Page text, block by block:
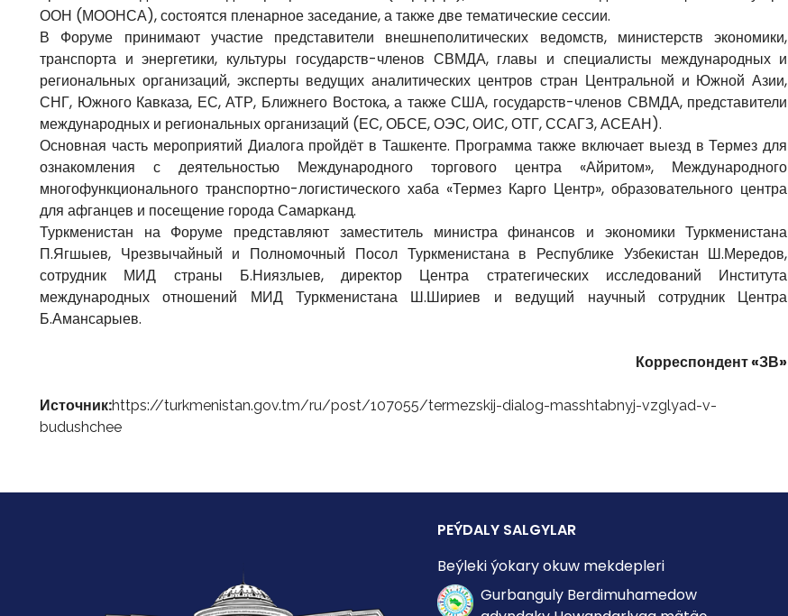
ООН (МООНСА), состоятся пленарное заседание, а также две тематические сессии.
В Форуме принимают участие представители внешнеполитических ведомств, министерств экономики,
транспорта и энергетики, культуры государств-членов СВМДА, главы и специалисты международных и
региональных организаций, эксперты ведущих аналитических центров стран Центральной и Южной Азии,
СНГ, Южного Кавказа, ЕС, АТР, Ближнего Востока, а также США, государств-членов СВМДА, представители
международных и региональных организаций (ЕС, ОБСЕ, ОЭС, ОИС, ОТГ, ССАГЗ, АСЕАН).
Основная часть мероприятий Диалога пройдёт в Ташкенте. Программа также включает выезд в Термез для
ознакомления с деятельностью Международного торгового центра «Айритом», Международного
многофункционального транспортно-логистического хаба «Термез Карго Центр», образовательного центра
для афганцев и посещение города Самарканд.
Туркменистан на Форуме представляют заместитель министра финансов и экономики Туркменистана
П.Ягшыев, Чрезвычайный и Полномочный Посол Туркменистана в Республике Узбекистан Ш.Мередов,
сотрудник МИД страны Б.Ниязлыев, директор Центра стратегических исследований Института
международных отношений МИД Туркменистана Ш.Шириев и ведущий научный сотрудник Центра
Б.Амансарыев.
Корреспондент «ЗВ»
Источник:https://turkmenistan.gov.tm/ru/post/107055/termezskij-dialog-masshtabnyj-vzglyad-v-
budushchee
PEÝDALY SALGYLAR
Beýleki ýokary okuw mekdepleri
Gurbanguly Berdimuhamedow